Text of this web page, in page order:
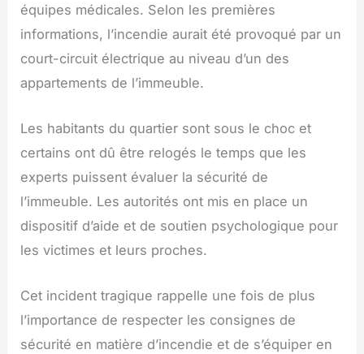
équipes médicales. Selon les premières
informations, l’incendie aurait été provoqué par un
court-circuit électrique au niveau d’un des
appartements de l’immeuble.
Les habitants du quartier sont sous le choc et
certains ont dû être relogés le temps que les
experts puissent évaluer la sécurité de
l’immeuble. Les autorités ont mis en place un
dispositif d’aide et de soutien psychologique pour
les victimes et leurs proches.
Cet incident tragique rappelle une fois de plus
l’importance de respecter les consignes de
sécurité en matière d’incendie et de s’équiper en